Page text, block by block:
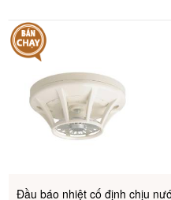
Đầu báo nhiệt cố định chịu